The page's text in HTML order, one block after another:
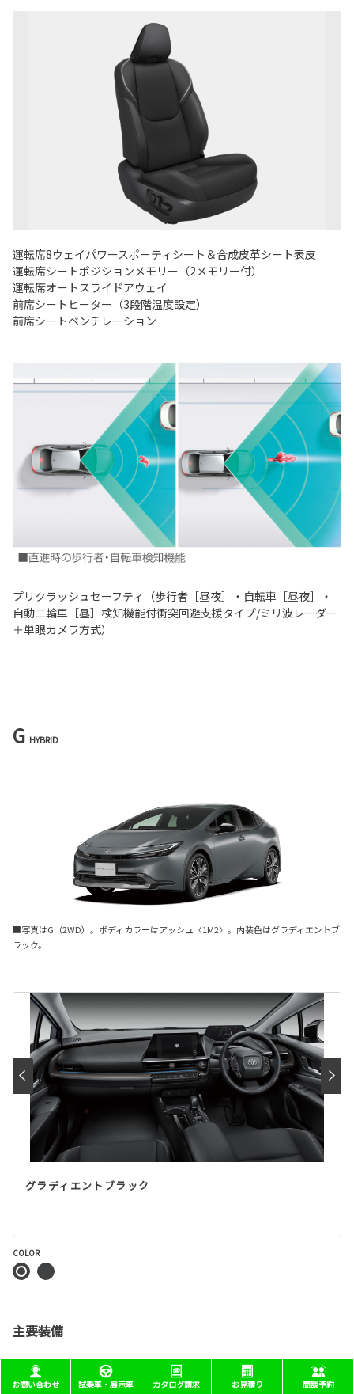
運転席8ウェイパワースポーティシート＆合成皮革シート表皮
運転席シートポジションメモリー（2メモリー付）
運転席オートスライドアウェイ
前席シートヒーター（3段階温度設定）
前席シートベンチレーション
プリクラッシュセーフティ（歩行者［昼夜］・自転車［昼夜］・
自動二輪車［昼］検知機能付衝突回避支援タイプ/ミリ波レーダー
＋単眼カメラ方式）
G HYBRID
■写真はG（2WD）。ボディカラーはアッシュ〈1M2〉。内装色はグラディエントブ
ラック。
グラディエントブラック
COLOR
主要装備
お問い合わせ 試乗車・展示車 カタログ請求 お見積り 商談予約